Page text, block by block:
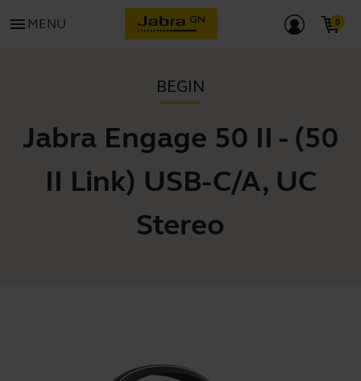
menu MENU
BEGIN
Jabra Engage 50 II - (50
II Link) USB-C/A, UC
Stereo